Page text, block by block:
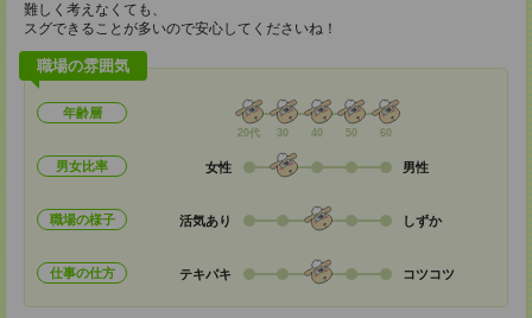
難しく考えなくても、
スグできることが多いので安心してくださいね！
職場の雰囲気
年齢層
20代 30 40 50 60
男女比率 女性 男性
職場の様子 活気あり しずか
仕事の仕方 テキパキ コツコツ